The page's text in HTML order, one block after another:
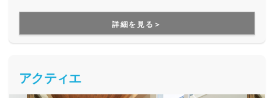
が、家を建てた後のお悩みにも、修繕などの知識に長けた精
鋭が確かな技術で細やかに対応してくれます。
詳細を見る＞
アクティエ